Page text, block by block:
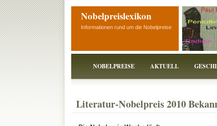
Nobelpreislexikon
Informationen rund um die Nobelpreise
NOBELPREISE AKTUELL
Literatur-Nobelpreis 2010